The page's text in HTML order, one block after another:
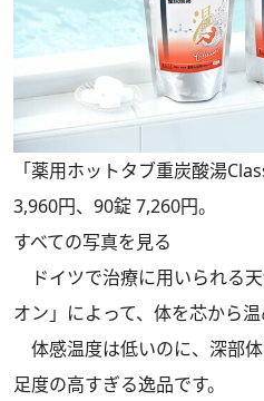
「薬用ホットタブ重炭酸湯
3,960円、90錠 7,260円。
すべての写真を見る
ドイツで治療に用いられる
オン」によって、体を芯から温
体感温度は低いのに、深部
足度の高すぎる逸品です。